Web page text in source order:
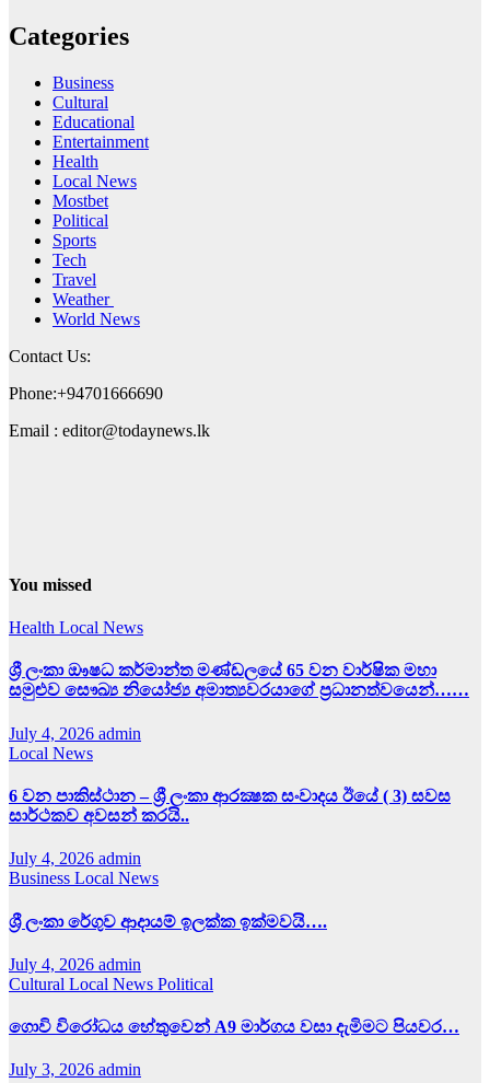
Categories
Business
Cultural
Educational
Entertainment
Health
Local News
Mostbet
Political
Sports
Tech
Travel
Weather
World News
Contact Us:
Phone:+94701666690
Email : editor@todaynews.lk
You missed
Health Local News
ශ්‍රී ලංකා ඖෂධ කර්මාන්ත මණ්ඩලයේ 65 වන වාර්ෂික මහා
සමුළුව සෞඛ්‍ය නියෝජ්‍ය අමාත්‍යවරයාගේ ප්‍රධානත්වයෙන්……
July 4, 2026 admin
Local News
6 වන පාකිස්ථාන – ශ්‍රී ලංකා ආරක්‍ෂක සංවාදය ඊයේ ( 3) සවස
සාර්ථකව අවසන් කරයි..
July 4, 2026 admin
Business Local News
ශ්‍රී ලංකා රේගුව ආදායම් ඉලක්ක ඉක්මවයි….
July 4, 2026 admin
Cultural Local News Political
ගොවි විරෝධය හේතුවෙන් A9 මාර්ගය වසා දැමිමට පියවර…
July 3, 2026 admin